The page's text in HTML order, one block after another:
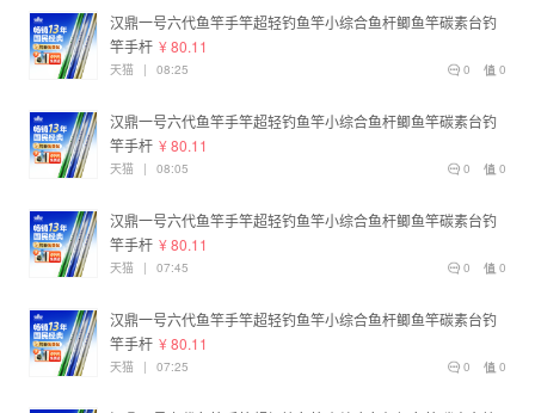
汉鼎一号六代鱼竿手竿超轻钓鱼竿小综合鱼杆鲫鱼竿碳素台钓
竿手杆 ¥ 80.11
0
0
天猫 | 08:25
汉鼎一号六代鱼竿手竿超轻钓鱼竿小综合鱼杆鲫鱼竿碳素台钓
竿手杆 ¥ 80.11
0
0
天猫 | 08:05
汉鼎一号六代鱼竿手竿超轻钓鱼竿小综合鱼杆鲫鱼竿碳素台钓
竿手杆 ¥ 80.11
0
0
天猫 | 07:45
汉鼎一号六代鱼竿手竿超轻钓鱼竿小综合鱼杆鲫鱼竿碳素台钓
竿手杆 ¥ 80.11
0
0
天猫 | 07:25